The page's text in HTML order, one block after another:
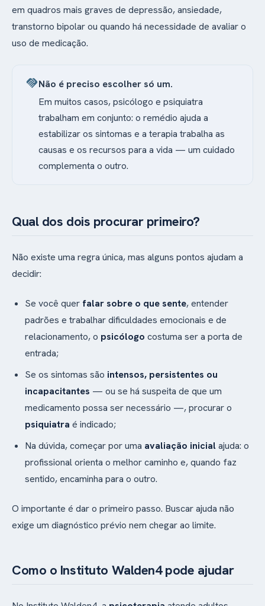
em quadros mais graves de depressão, ansiedade,
transtorno bipolar ou quando há necessidade de avaliar o
uso de medicação.
handshakeNão é preciso escolher só um.
Em muitos casos, psicólogo e psiquiatra
trabalham em conjunto: o remédio ajuda a
estabilizar os sintomas e a terapia trabalha as
causas e os recursos para a vida — um cuidado
complementa o outro.
Qual dos dois procurar primeiro?
Não existe uma regra única, mas alguns pontos ajudam a
decidir:
Se você quer falar sobre o que sente, entender
padrões e trabalhar dificuldades emocionais e de
relacionamento, o psicólogo costuma ser a porta de
entrada;
Se os sintomas são intensos, persistentes ou
incapacitantes — ou se há suspeita de que um
medicamento possa ser necessário —, procurar o
psiquiatra é indicado;
Na dúvida, começar por uma avaliação inicialajuda: o
profissional orienta o melhor caminho e, quando faz
sentido, encaminha para o outro.
O importante é dar o primeiro passo. Buscar ajuda não
exige um diagnóstico prévio nem chegar ao limite.
Como o Instituto Walden4 pode ajudar